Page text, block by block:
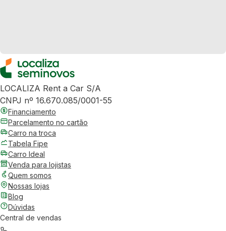
LOCALIZA Rent a Car S/A
CNPJ nº 16.670.085/0001-55
Financiamento
Parcelamento no cartão
Carro na troca
Tabela Fipe
Carro Ideal
Venda para lojistas
Quem somos
Nossas lojas
Blog
Dúvidas
Central de vendas